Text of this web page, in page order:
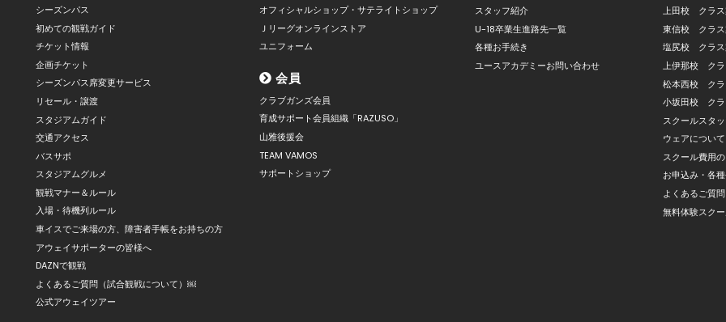
シーズンパス
初めての観戦ガイド
チケット情報
企画チケット
シーズンパス席変更サービス
リセール・譲渡
スタジアムガイド
交通アクセス
バスサポ
スタジアムグルメ
観戦マナー＆ルール
入場・待機列ルール
車イスでご来場の方、障害者手帳をお持ちの方
アウェイサポーターの皆様へ
DAZNで観戦
よくあるご質問（試合観戦について）￼
公式アウェイツアー
オフィシャルショップ・サテライトショップ
Ｊリーグオンラインストア
ユニフォーム
会員
クラブガンズ会員
育成サポート会員組織「RAZUSO」
山雅後援会
TEAM VAMOS
サポートショップ
スタッフ紹介
U-18卒業生進路先一覧
各種お手続き
ユースアカデミーお問い合わせ
上田校 クラス
東信校 クラス
塩尻校 クラス
上伊那校 クラ
松本西校 クラ
小坂田校 クラ
スクールスタ
ウェアについて
スクール費用
お申込み・各
よくあるご質問
無料体験スク